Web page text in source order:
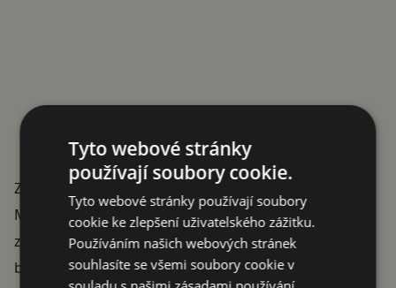
Záloha a obnova dat (bez práv roota)
Marshmallow přináší velice žádanou funkci:
zálohování aplikací s veškerými daty a jejich obnovu
bez nutnosti mít práva roota. Možná budete
Tyto webové stránky
používají soubory cookie.
Tyto webové stránky používají soubory
cookie ke zlepšení uživatelského zážitku.
Používáním našich webových stránek
souhlasíte se všemi soubory cookie v